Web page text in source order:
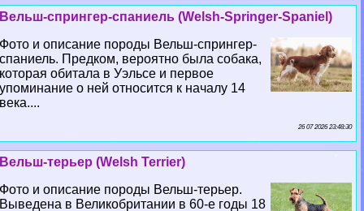
Вельш-спрингер-спаниель (Welsh-Springer-Spaniel)
Фото и описание породы Вельш-спрингер-
спаниель. Предком, вероятно была собака,
которая обитала в Уэльсе и первое
упоминание о ней относится к началу 14
века....
26 07 2026 23:48:30
Вельш-терьер (Welsh Terrier)
Фото и описание породы Вельш-терьер.
Выведена в Великобритании в 60-е годы 18